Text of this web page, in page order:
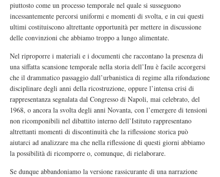
piuttosto come un processo temporale nel quale si susseguono
incessantemente percorsi uniformi e momenti di svolta, e in cui questi
ultimi costituiscono altrettante opportunità per mettere in discussione
delle convinzioni che abbiamo troppo a lungo alimentate.
Nel riproporre i materiali e i documenti che raccontano la presenza di
una siffatta scansione temporale nella storia dell’Inu è facile accorgersi
che il drammatico passaggio dall’urbanistica di regime alla rifondazione
disciplinare degli anni della ricostruzione, oppure l’intensa crisi di
rappresentanza segnalata dal Congresso di Napoli, mai celebrato, del
1968, o ancora la svolta degli anni Novanta, con l’emergere di tensioni
non ricomponibili nel dibattito interno dell’Istituto rappresentano
altrettanti momenti di discontinuità che la riflessione storica può
aiutarci ad analizzare ma che nella riflessione di questi giorni abbiamo
la possibilità di ricomporre o, comunque, di rielaborare.
Se dunque abbandoniamo la versione rassicurante di una narrazione